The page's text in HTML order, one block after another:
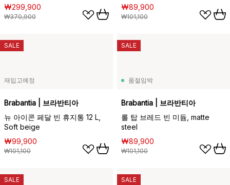
₩299,900
₩370,900
₩89,900
₩101,100
재입고예정
Brabantia | 브라반티아
뉴 아이콘 페달 빈 휴지통 12 L,
Soft beige
₩99,900
₩101,100
SALE
품절임박
Brabantia | 브라반티아
롤 탑 브레드 빈 미듐, matte
steel
₩89,900
₩101,100
SALE
SALE SALE